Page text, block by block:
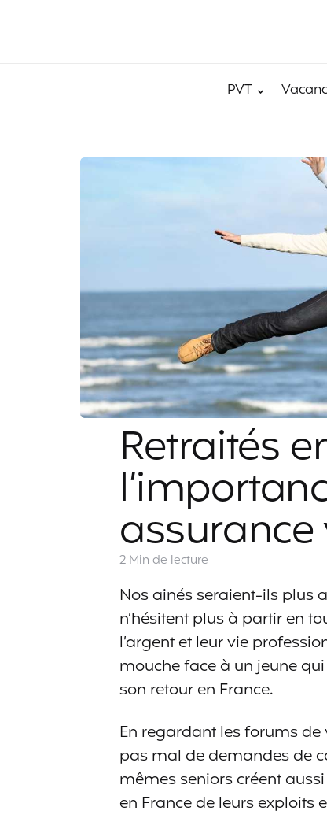
PVT
Retraités
2 Min de lecture
Nos ainés seraient-ils plus
n’hésitent plus à partir en
l’argent et leur vie
mouche face à un jeune
son retour en France.
En regardant les forums
pas mal de demandes de
mêmes seniors créent
en France de leurs exploits